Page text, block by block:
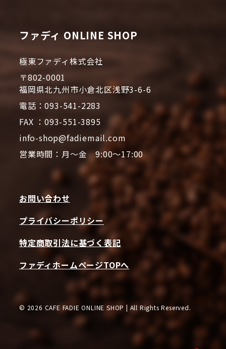
ファディ ONLINE SHOP
極東ファディ株式会社
〒802-0001
福岡県北九州市小倉北区浅野3-6-6
電話：093-541-2283
FAX ：093-551-3895
info-shop@fadiemail.com
営業時間：月～金 9:00～17:00
お問い合わせ
プライバシーポリシー
特定商取引法に基づく表記
ファディホームページTOPへ
© 2026 CAFE FADIE ONLINE SHOP | All Rights Reserved.